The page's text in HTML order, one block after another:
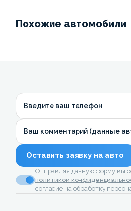
Похожие автомобили
Введите ваш телефон
Ваш комментарий (данные
Оставить заявку на авто
Отправляя данную форму вы
политикой
согласие на обработку